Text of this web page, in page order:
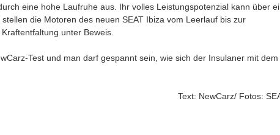
eine hohe Laufruhe aus. Ihr volles Leistungspotenzial kann über
die Motoren des neuen SEAT Ibiza vom Leerlauf bis zur
unter Beweis.
Test und man darf gespannt sein, wie sich der Insulaner mit dem
Text: NewCarz/ Fotos: